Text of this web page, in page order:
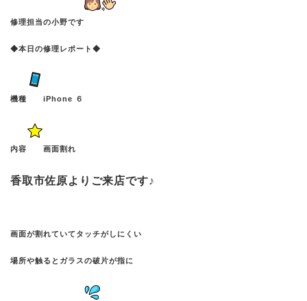
修理担当の小野です
◆本日の修理レポート◆
機種 iPhone ６
内容 画面割れ
香取市佐原よりご来店です♪
画面が割れていてタッチがしにくい
場所や触るとガラスの破片が指に